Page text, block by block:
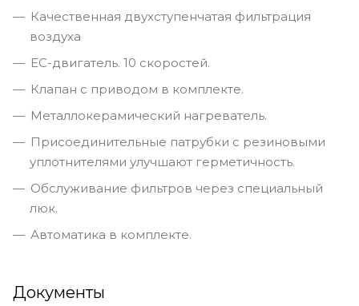
Качественная двухступенчатая фильтрация
воздуха
ЕС-двигатель. 10 скоростей.
Клапан с приводом в комплекте.
Металлокерамический нагреватель.
Присоединительные патрубки с резиновыми
уплотнителями улучшают герметичность.
Обслуживание фильтров через специальный
люк.
Автоматика в комплекте.
Документы